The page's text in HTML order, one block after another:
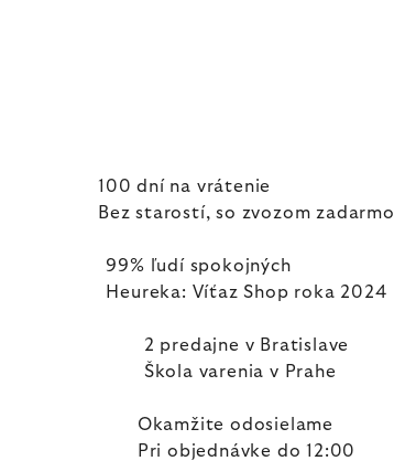
100 dní na vrátenie
Bez starostí, so zvozom zadarmo
99% ľudí spokojných
Heureka: Víťaz Shop roka 2024
2 predajne v Bratislave
Škola varenia v Prahe
Okamžite odosielame
Pri objednávke do 12:00